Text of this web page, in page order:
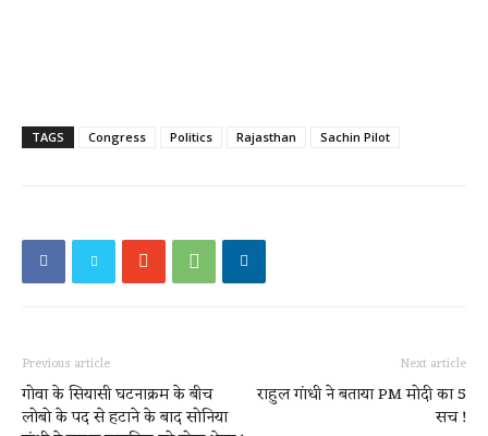
TAGS Congress Politics Rajasthan Sachin Pilot
Previous article
गोवा के सियासी घटनाक्रम के बीच
लोबो के पद से हटाने के बाद सोनिया
Next article
राहुल गांधी ने बताया PM मोदी का 5
सच !